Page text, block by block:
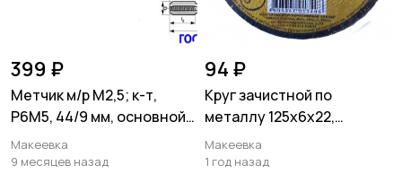
399 ₽
Метчик м/р М2,5; к-т,
Р6М5, 44/9 мм, основной
шаг, ГОСТ 3266-81.
Макеевка
9 месяцев назад
94 ₽
Круг зачистной по
металлу 125х6х22,
армированный, А 24 R BF,
Луга, Рос
Макеевка
1 год назад